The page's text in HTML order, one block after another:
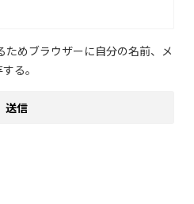
めブラウザーに自分の名前、メ
る。